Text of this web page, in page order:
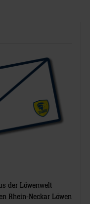
der Löwenwelt
Rhein-Neckar Löwen